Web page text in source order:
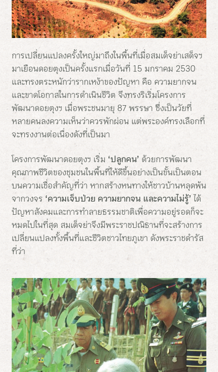
การเปลี่ยนแปลงครั้งใหญ่มาถึงในพื้นที่เมื่อสมเด็จย่าเสด็จฯ
มาเยือนดอยตุงเป็นครั้งแรกเมื่อวันที่ 15 มกราคม 2530
และทรงตระหนักว่ารากเหง้าของปัญหา คือ ความยากจน
และขาดโอกาสในการดำเนินชีวิต จึงทรงริเริ่มโครงการ
พัฒนาดอยตุงฯ เมื่อพระชนมายุ 87 พรรษา ซึ่งเป็นวัยที่
หลายคนลงความเห็นว่าควรพักผ่อน แต่พระองค์ทรงเลือกที่
จะทรงงานต่อเนื่องดังที่เป็นมา
โครงการพัฒนาดอยตุงฯ เริ่ม ‘ปลูกคน’ ด้วยการพัฒนา
คุณภาพชีวิตของชุมชนในพื้นที่ให้ดีขึ้นอย่างเป็นขั้นเป็นตอน
บนความเชื่อสำคัญที่ว่า หากสร้างหนทางให้ชาวบ้านหลุดพ้น
จากวงจร ‘ความเจ็บป่วย ความยากจน และความไม่รู้’ได้
ปัญหาสังคมและการทำลายธรรมชาติเพื่อความอยู่รอดก็จะ
หมดไปในที่สุด สมเด็จย่าจึงมีพระราชปณิธานที่จะสร้างการ
เปลี่ยนแปลงทั้งพื้นที่และชีวิตชาวไทยภูเขา ดังพระราชดำรัส
ที่ว่า